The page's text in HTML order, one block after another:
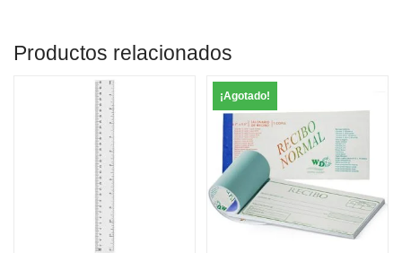
Productos relacionados
¡Agotado!